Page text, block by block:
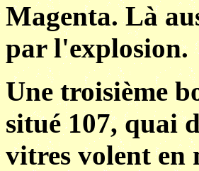
Magenta. Là
par l'explosion.
Une troisième
situé 107, quai
vitres volent en